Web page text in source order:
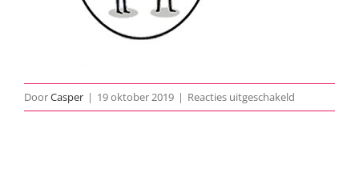
DoorCasper | 19 oktober 2019 | Reacties uitgeschakeld
biercafe-